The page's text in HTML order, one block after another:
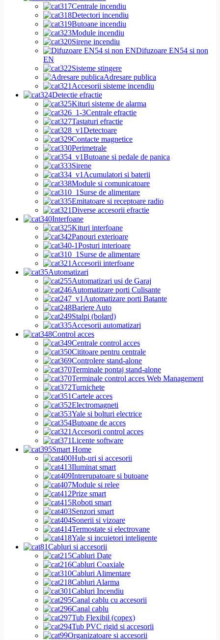
Centrale incendiu
Detectori incendiu
Butoane incendiu
Module incendiu
Sirene incendiu
Difuzoare EN54 si non
EN
Sisteme stingere
Adresare publica
Accesorii sisteme incendiu
Detectie efractie
Kituri sisteme de alarma
Centrale efractie
Tastaturi efractie
Detectoare
Contacte magnetice
Perimetrale
Butoane si pedale de panica
Sirene
Acumulatori si baterii
Module si comunicatoare
Surse de alimentare
Emitatoare si receptoare radio
Diverse accesorii efractie
Interfoane
Kituri interfoane
Panouri exterioare
Posturi interioare
Surse de alimentare
Accesorii interfoane
Automatizari
Automatizari usi de Garaj
Automatizare porti Culisante
Automatizare porti Batante
Bariere Auto
Stalpi (bolard)
Accesorii automatizari
Control acces
Centrale control acces
Cititoare pentru centrale
Controlere stand-alone
Terminale pontaj stand-alone
Terminale control acces Web Management
Turnichete
Cartele acces
Electromagneti
Yale si bolturi electrice
Butoane de acces
Accesorii control acces
Licente software
Smart Home
Hub-uri si accesorii
Iluminat smart
Intrerupatoare si butoane
Module si relee
Prize smart
Roboti smart
Senzori smart
Sonerii si vizoare
Termostate si electrovane
Yale si incuietori inteligente
Cabluri si accesorii
Cabluri Date
Cabluri Coaxiale
Cabluri Alimentare
Cabluri Alarma
Cabluri Incendiu
Canal cablu cu accesorii
Canal cablu
Tub Flexibil (copex)
Tub PVC rigid si accesorii
Organizatoare si accesorii